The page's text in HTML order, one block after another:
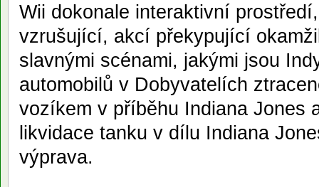
Wii dokonale interaktivní
vzrušující, akcí překypující
slavnými scénami, jakými jsou
automobilů v Dobyvatelích
vozíkem v příběhu Indiana Jones
likvidace tanku v dílu Indiana
výprava.